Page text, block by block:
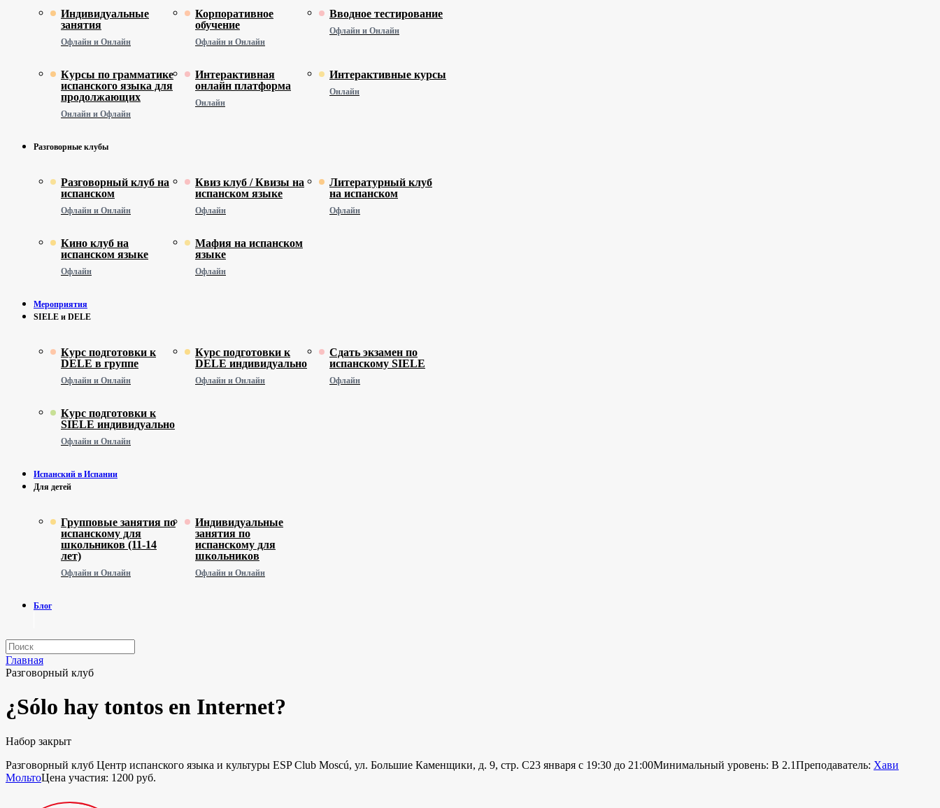
Индивидуальные
занятия
Офлайн и Онлайн
Корпоративное
обучение
Офлайн и Онлайн
Вводное тестирование
Офлайн и Онлайн
Курсы по грамматике
испанского языка для
продолжающих
Онлайн и Офлайн
Интерактивная
онлайн платформа
Онлайн
Интерактивные курсы
Онлайн
Разговорные клубы
Разговорный клуб на
испанском
Офлайн и Онлайн
Квиз клуб / Квизы на
испанском языке
Офлайн
Литературный клуб
на испанском
Офлайн
Кино клуб на
испанском языке
Офлайн
Мафия на испанском
языке
Офлайн
Мероприятия
SIELE и DELE
Курс подготовки к
DELE в группе
Офлайн и Онлайн
Курс подготовки к
DELE индивидуально
Офлайн и Онлайн
Сдать экзамен по
испанскому SIELE
Офлайн
Курс подготовки к
SIELE индивидуально
Офлайн и Онлайн
Испанский в Испании
Для детей
Групповые занятия по
испанскому для
школьников (11-14
лет)
Офлайн и Онлайн
Индивидуальные
занятия по
испанскому для
школьников
Офлайн и Онлайн
Блог
Главная
Разговорный клуб
¿Sólo hay tontos en Internet?
Набор закрыт
Разговорный клуб Центр испанского языка и культуры ESP Club Moscú, ул. Большие Каменщики, д. 9, стр. С23 января с 19:30 до 21:00Минимальный уровень: B 2.1Преподаватель: Хави
МольтоЦена участия: 1200 руб.